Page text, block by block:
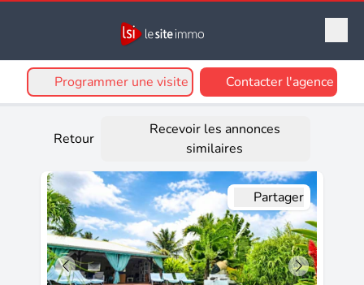
Programmer une visite Contacter l'agence
Retour
Recevoir les annonces
similaires
Partager